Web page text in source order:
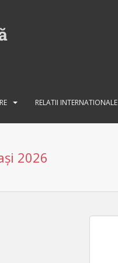
RELATII INTERNATIONALE
2026